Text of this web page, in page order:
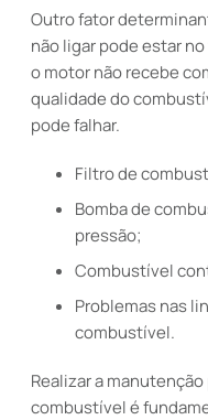
Outro fator
não ligar pode estar
o motor não recebe
qualidade do
pode falhar.
Filtro de
Bomba de
pressão;
Combustível
Problemas nas
combustível.
Realizar a
combustível é